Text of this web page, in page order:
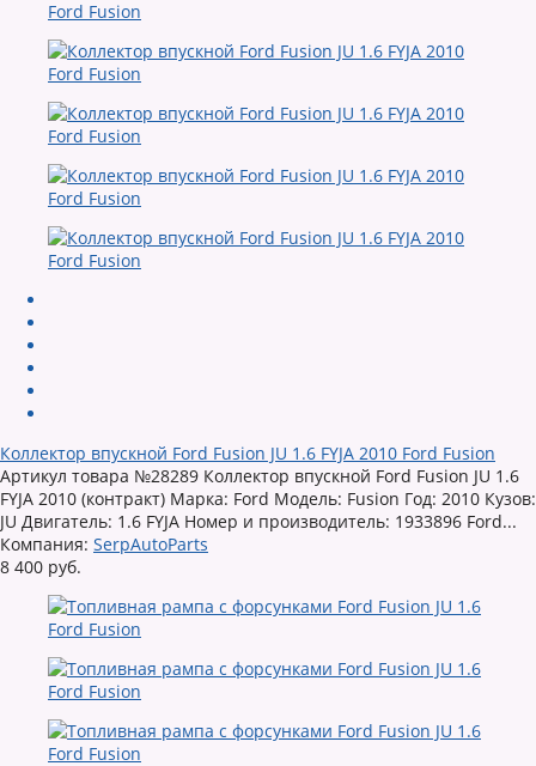
Коллектор впускной Ford Fusion JU 1.6 FYJA 2010 Ford Fusion
Артикул товара №28289 Коллектор впускной Ford Fusion JU 1.6
FYJA 2010 (контракт) Марка: Ford Модель: Fusion Год: 2010 Кузов:
JU Двигатель: 1.6 FYJA Номер и производитель: 1933896 Ford...
Компания: SerpAutoParts
8 400 руб.